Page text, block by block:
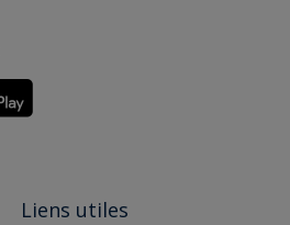
Liens utiles